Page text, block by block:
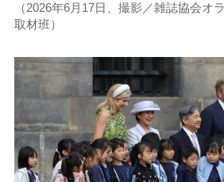
（2026年6月17日、撮影／雑誌協会オ
取材班）